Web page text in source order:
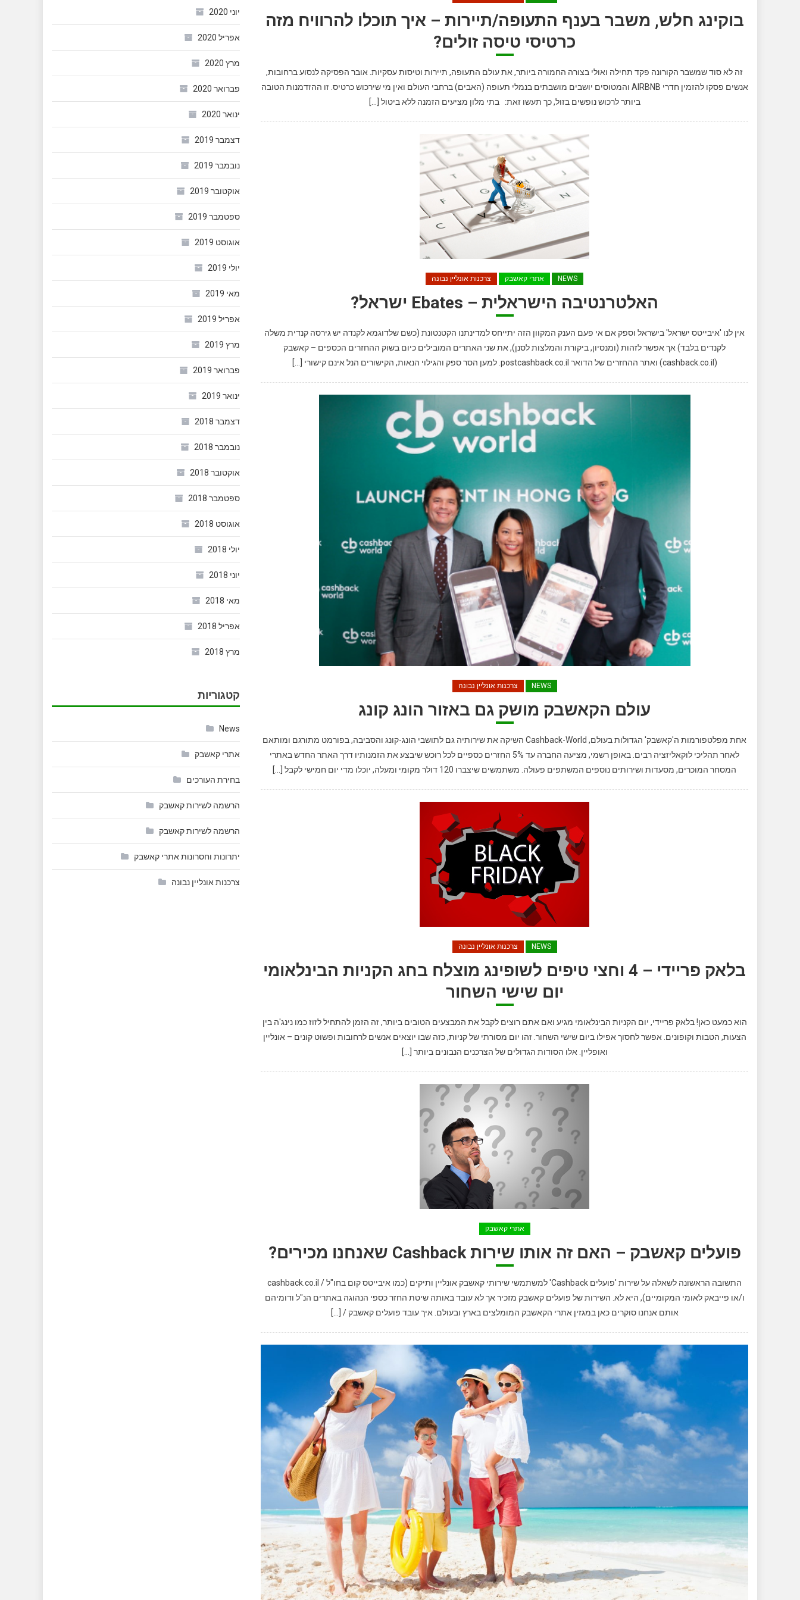
בוקינג חלש, משבר בענף התעופה/תיירות – איך תוכלו להרוויח מזה
כרטיסי טיסה זולים?
זה לא סוד שמשבר הקורונה פקד תחילה ואולי בצורה החמורה ביותר, את עולם התעופה, תיירות וטיסות עסקיות. אובר הפסיקה לנסוע ברחובות,
אנשים פסקו להזמין חדרי AIRBNB והמטוסים יושבים מושבתים בנמלי תעופה (האבים) ברחבי העולם ואין מי שירכוש כרטיס. זו ההזדמנות הטובה
ביותר לרכוש נופשים בזול, כך תעשו זאת: בתי מלון מציעים הזמנה ללא ביטול […]
NEWS אתרי קאשבק צרכנות אונליין נבונה
האלטרנטיבה הישראלית – Ebates ישראל?
אין לנו 'איבייטס ישראל' בישראל וספק אם אי פעם הענק המקוון הזה יתייחס למדינתנו הקטנטונת (כשם שלדוגמא לקנדה יש גירסה קנדית משלה
לקנדים בלבד) אך אפשר לזהות (ומנסיון, ביקורת והמלצות לסנן), את שני האתרים המובילים כיום בשוק ההחזרים הכספים – קאשבק
(cashback.co.il) ואתר ההחזרים של הדואר postcashback.co.il. למען הסר ספק והגילוי הנאות, הקישורים הנל אינם קישורי […]
NEWS צרכנות אונליין נבונה
עולם הקאשבק מושק גם באזור הונג קונג
אחת מפלטפורמות ה'קאשבק' הגדולות בעולם, Cashback-World השיקה את שירותיה גם לתושבי הונג-קונג והסביבה, בפורמט מתורגם ומותאם
לאחר תהליכי לוקאליזציה רבים. באופן רשמי, מציעה החברה עד 5% החזרים כספיים לכל רוכש שיבצע את הזמנותיו דרך האתר החדש באתרי
המסחר המוכרים, מסעדות ושירותים נוספים המשתפים פעולה. משתמשים שיצברו 120 דולר מקומי ומעלה, יוכלו מדי יום חמישי לקבל […]
NEWS צרכנות אונליין נבונה
בלאק פריידי – 4 וחצי טיפים לשופינג מוצלח בחג הקניות הבינלאומי
יום שישי השחור
הוא כמעט כאן! בלאק פריידי, יום הקניות הבינלאומי מגיע ואם אתם רוצים לקבל את המבצעים הטובים ביותר, זה הזמן להתחיל לזוז כמו נינג'ה בין
הצעות, הטבות וקופונים. אפשר לחסוך אפילו ביום שישי השחור. זהו יום מסורתי של קניות, כזה שבו יוצאים אנשים לרחובות ופשוט קונים – אונליין
ואופליין. אלו הסודות הגדולים של הצרכנים הנבונים ביותר […]
אתרי קאשבק
פועלים קאשבק – האם זה אותו שירות Cashback שאנחנו מכירים?
התשובה הראשונה לשאלה על שירות 'פועלים Cashback' למשתמשי שירותי קאשבק אונליין ותיקים (כמו איבייטס קום בחו"ל / cashback.co.il
ו/או פייבאק לאומי המקומיים), היא לא. השירות של פועלים קאשבק מזכיר אך לא עובד באותה שיטת החזר כספי הנהוגה באתרים הנ"ל ודומיהם
אותם אנחנו סוקרים כאן במגזין אתרי הקאשבק המומלצים בארץ ובעולם. איך עובד פועלים קאשבק / […]
יוני 2020
אפריל 2020
מרץ 2020
פברואר 2020
ינואר 2020
דצמבר 2019
נובמבר 2019
אוקטובר 2019
ספטמבר 2019
אוגוסט 2019
יולי 2019
מאי 2019
אפריל 2019
מרץ 2019
פברואר 2019
ינואר 2019
דצמבר 2018
נובמבר 2018
אוקטובר 2018
ספטמבר 2018
אוגוסט 2018
יולי 2018
יוני 2018
מאי 2018
אפריל 2018
מרץ 2018
קטגוריות
News
אתרי קאשבק
בחירת העורכים
הרשמה לשירות קאשבק
הרשמה לשירות קאשבק
יתרונות וחסרונות אתרי קאשבק
צרכנות אונליין נבונה